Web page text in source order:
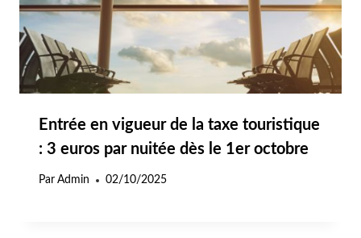
Entrée en vigueur de la taxe touristique
: 3 euros par nuitée dès le 1er octobre
Par Admin 02/10/2025